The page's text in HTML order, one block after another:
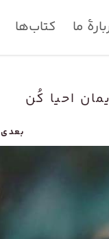
ما کتاب‌ها
احیا کُن
بعدی